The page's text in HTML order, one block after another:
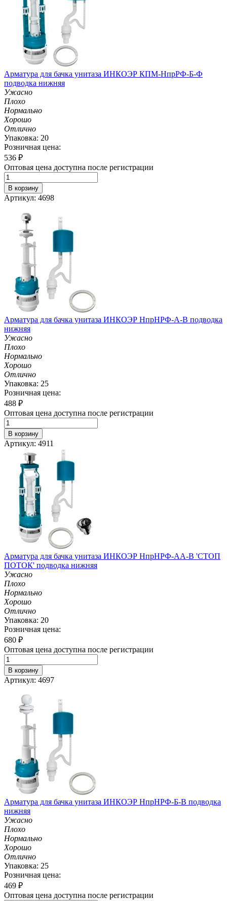
Арматура для бачка унитаза ИНКОЭР КПМ-НпрРФ-Б-Ф
подводка нижняя
Ужасно
Плохо
Нормально
Хорошо
Отлично
Упаковка: 20
Розничная цена:
536 ₽
Оптовая цена доступна после регистрации
В корзину
Артикул: 4698
Арматура для бачка унитаза ИНКОЭР НпрНРФ-А-В подводка
нижняя
Ужасно
Плохо
Нормально
Хорошо
Отлично
Упаковка: 25
Розничная цена:
488 ₽
Оптовая цена доступна после регистрации
В корзину
Артикул: 4911
Арматура для бачка унитаза ИНКОЭР НпрНРФ-АА-В 'СТОП
ПОТОК' подводка нижняя
Ужасно
Плохо
Нормально
Хорошо
Отлично
Упаковка: 20
Розничная цена:
680 ₽
Оптовая цена доступна после регистрации
В корзину
Артикул: 4697
Арматура для бачка унитаза ИНКОЭР НпрНРФ-Б-В подводка
нижняя
Ужасно
Плохо
Нормально
Хорошо
Отлично
Упаковка: 25
Розничная цена:
469 ₽
Оптовая цена доступна после регистрации